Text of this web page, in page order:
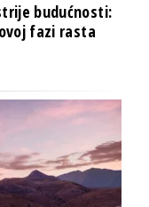
budućnosti:
fazi rasta